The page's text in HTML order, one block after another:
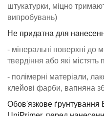
штукатурки, міцно
випробувань)
Не придатна для
- мінеральні поверхні до
твердіння або які містять
- полімерні матеріали,
клейові фарби, вапняна
Обов'язкове ґрунтування